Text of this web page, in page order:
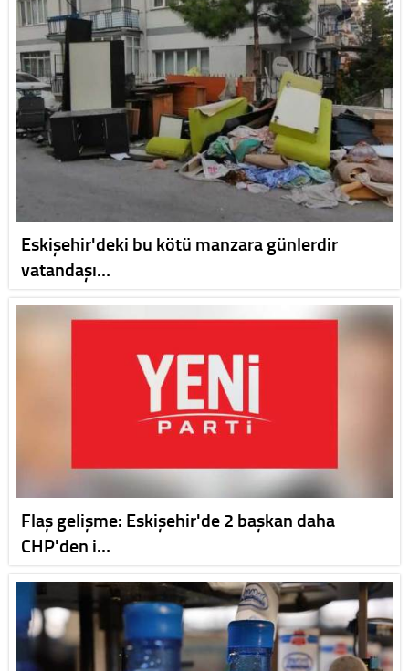
Eskişehir'deki bu kötü manzara günlerdir
vatandaşı…
Flaş gelişme: Eskişehir'de 2 başkan daha
CHP'den i…